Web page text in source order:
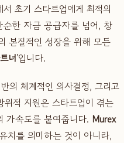
초기 스타트업에게 최적의
한 자금 공급자를 넘어, 창
본질적인 성장을 위해 모든
너'입니다.
의 체계적인 의사결정, 그리고
적 지원은 스타트업이 겪는
가속도를 붙여줍니다. Murex
치를 의미하는 것이 아니라,